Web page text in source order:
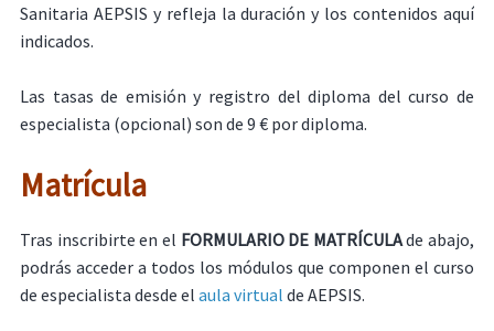
Sanitaria AEPSIS y refleja la duración y los contenidos aquí
indicados.
Las tasas de emisión y registro del diploma del curso de
especialista (opcional) son de 9 € por diploma.
Matrícula
Tras inscribirte en el FORMULARIO DE MATRÍCULAde abajo,
podrás acceder a todos los módulos que componen el curso
de especialista desde el aula virtual de AEPSIS.